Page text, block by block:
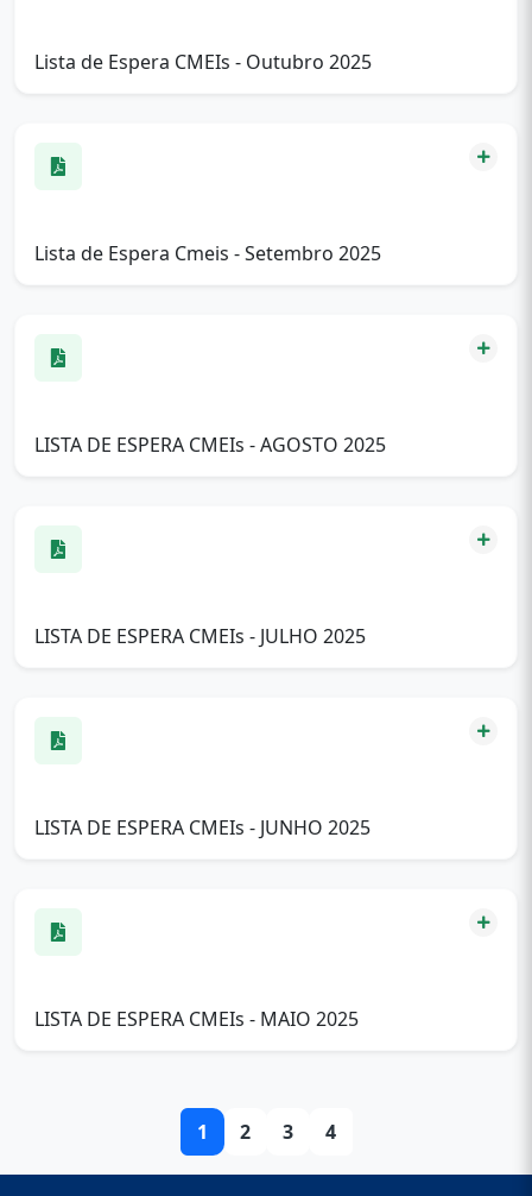
Lista de Espera CMEIs - Outubro 2025
Lista de Espera Cmeis - Setembro 2025
LISTA DE ESPERA CMEIs - AGOSTO 2025
LISTA DE ESPERA CMEIs - JULHO 2025
LISTA DE ESPERA CMEIs - JUNHO 2025
LISTA DE ESPERA CMEIs - MAIO 2025
1 2 3 4